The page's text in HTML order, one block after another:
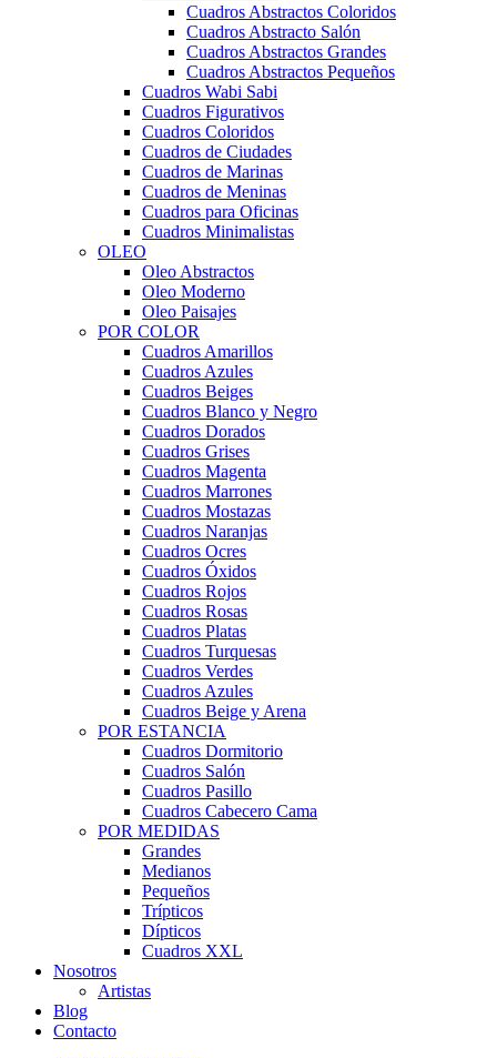
Cuadros Abstractos Coloridos
Cuadros Abstracto Salón
Cuadros Abstractos Grandes
Cuadros Abstractos Pequeños
Cuadros Wabi Sabi
Cuadros Figurativos
Cuadros Coloridos
Cuadros de Ciudades
Cuadros de Marinas
Cuadros de Meninas
Cuadros para Oficinas
Cuadros Minimalistas
OLEO
Oleo Abstractos
Oleo Moderno
Oleo Paisajes
POR COLOR
Cuadros Amarillos
Cuadros Azules
Cuadros Beiges
Cuadros Blanco y Negro
Cuadros Dorados
Cuadros Grises
Cuadros Magenta
Cuadros Marrones
Cuadros Mostazas
Cuadros Naranjas
Cuadros Ocres
Cuadros Óxidos
Cuadros Rojos
Cuadros Rosas
Cuadros Platas
Cuadros Turquesas
Cuadros Verdes
Cuadros Azules
Cuadros Beige y Arena
POR ESTANCIA
Cuadros Dormitorio
Cuadros Salón
Cuadros Pasillo
Cuadros Cabecero Cama
POR MEDIDAS
Grandes
Medianos
Pequeños
Trípticos
Dípticos
Cuadros XXL
Nosotros
Artistas
Blog
Contacto